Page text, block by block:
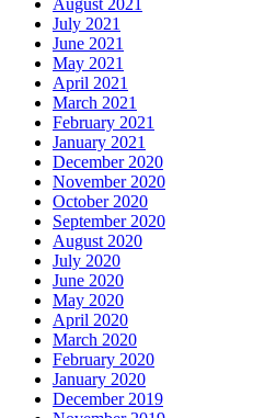
August 2021
July 2021
June 2021
May 2021
April 2021
March 2021
February 2021
January 2021
December 2020
November 2020
October 2020
September 2020
August 2020
July 2020
June 2020
May 2020
April 2020
March 2020
February 2020
January 2020
December 2019